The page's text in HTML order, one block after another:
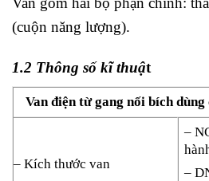
(cuộn năng lượng).
1.2 Thông số kĩ thuật
Van điện từ gang nối bích
– Kích thước van
–
–